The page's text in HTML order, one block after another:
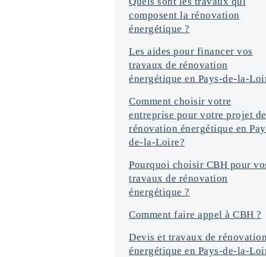
composent la rénovation
énergétique ?
Les aides pour financer vos
travaux de rénovation
énergétique en Pays-de-la-
Comment choisir votre
entreprise pour votre projet de
rénovation énergétique en
de-la-Loire?
Pourquoi choisir CBH pour
travaux de rénovation
énergétique ?
Comment faire appel à CBH ?
Devis et travaux de rénovation
énergétique en Pays-de-la-